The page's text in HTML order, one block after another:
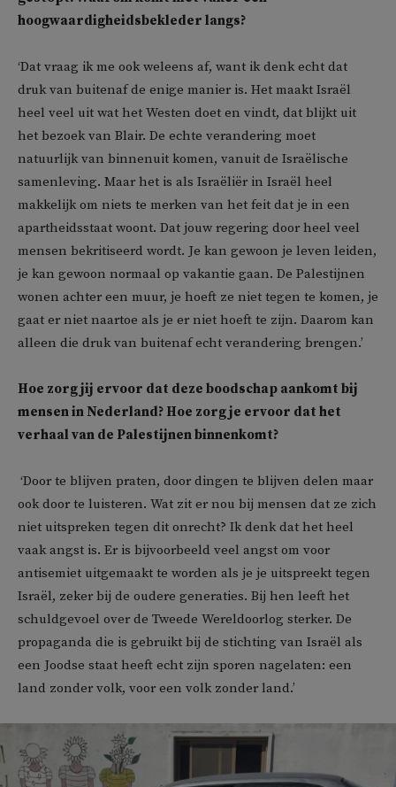
hoogwaardigheidsbekleder langs?
‘Dat vraag ik me ook weleens af, want ik denk echt dat
druk van buitenaf de enige manier is. Het maakt Israël
heel veel uit wat het Westen doet en vindt, dat blijkt uit
het bezoek van Blair. De echte verandering moet
natuurlijk van binnenuit komen, vanuit de Israëlische
samenleving. Maar het is als Israëliër in Israël heel
makkelijk om niets te merken van het feit dat je in een
apartheidsstaat woont. Dat jouw regering door heel veel
mensen bekritiseerd wordt. Je kan gewoon je leven leiden,
je kan gewoon normaal op vakantie gaan. De Palestijnen
wonen achter een muur, je hoeft ze niet tegen te komen, je
gaat er niet naartoe als je er niet hoeft te zijn. Daarom kan
alleen die druk van buitenaf echt verandering brengen.’
Hoe zorg jij ervoor dat deze boodschap aankomt bij
mensen in Nederland? Hoe zorg je ervoor dat het
verhaal van de Palestijnen binnenkomt?
‘Door te blijven praten, door dingen te blijven delen maar
ook door te luisteren. Wat zit er nou bij mensen dat ze zich
niet uitspreken tegen dit onrecht? Ik denk dat het heel
vaak angst is. Er is bijvoorbeeld veel angst om voor
antisemiet uitgemaakt te worden als je je uitspreekt tegen
Israël, zeker bij de oudere generaties. Bij hen leeft het
schuldgevoel over de Tweede Wereldoorlog sterker. De
propaganda die is gebruikt bij de stichting van Israël als
een Joodse staat heeft echt zijn sporen nagelaten: een
land zonder volk, voor een volk zonder land.’